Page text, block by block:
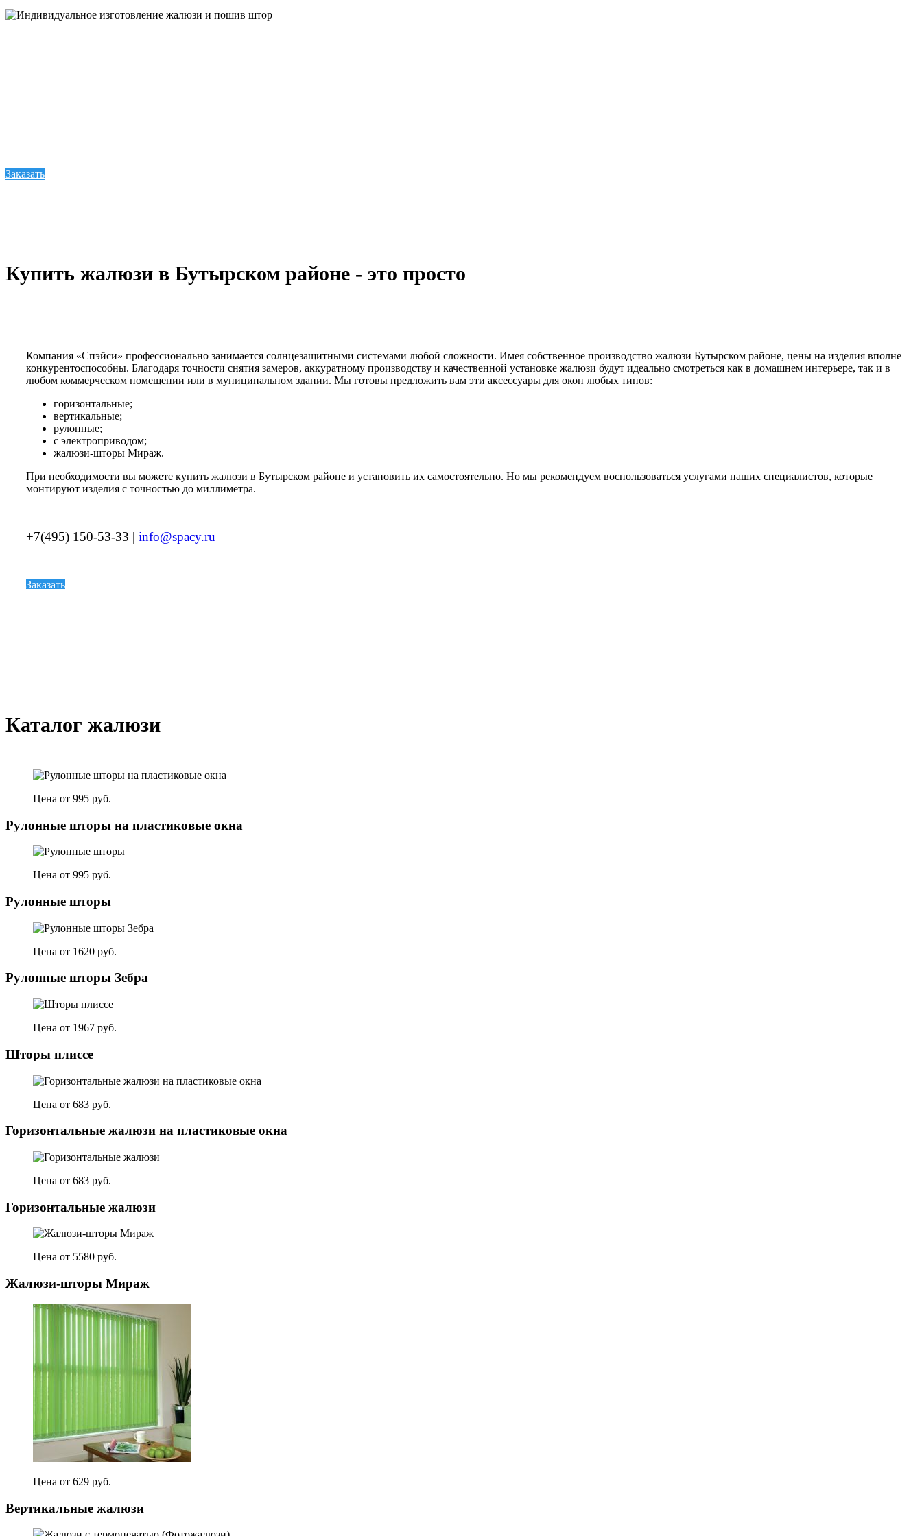
Заказать
Купить жалюзи в Бутырском районе - это просто
Компания «Спэйси» профессионально занимается солнцезащитными системами любой сложности. Имея собственное производство жалюзи Бутырском районе, цены на изделия вполне
конкурентоспособны. Благодаря точности снятия замеров, аккуратному производству и качественной установке жалюзи будут идеально смотреться как в домашнем интерьере, так и в
любом коммерческом помещении или в муниципальном здании. Мы готовы предложить вам эти аксессуары для окон любых типов:
горизонтальные;
вертикальные;
рулонные;
с электроприводом;
жалюзи-шторы Мираж.
При необходимости вы можете купить жалюзи в Бутырском районе и установить их самостоятельно. Но мы рекомендуем воспользоваться услугами наших специалистов, которые
монтируют изделия с точностью до миллиметра.
+7(495) 150-53-33 | info@spacy.ru
Заказать
Каталог жалюзи
Цена от 995 руб.
Рулонные шторы на пластиковые окна
Цена от 995 руб.
Рулонные шторы
Цена от 1620 руб.
Рулонные шторы Зебра
Цена от 1967 руб.
Шторы плиссе
Цена от 683 руб.
Горизонтальные жалюзи на пластиковые окна
Цена от 683 руб.
Горизонтальные жалюзи
Цена от 5580 руб.
Жалюзи-шторы Мираж
Цена от 629 руб.
Вертикальные жалюзи